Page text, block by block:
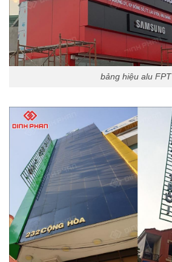
bảng hiệu alu FPT